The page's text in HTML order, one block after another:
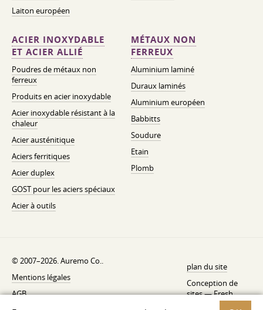
Laiton européen
ACIER INOXYDABLE
ET ACIER ALLIÉ
Poudres de métaux non
ferreux
Produits en acier inoxydable
Acier inoxydable résistant à la
chaleur
Acier austénitique
Aciers ferritiques
Acier duplex
GOST pour les aciers spéciaux
Acier à outils
MÉTAUX NON
FERREUX
Aluminium laminé
Duraux laminés
Aluminium européen
Babbitts
Soudure
Etain
Plomb
© 2007–2026. Auremo Co..
Mentions légales
AGB
plan du site
Conception de
sites —Fresh